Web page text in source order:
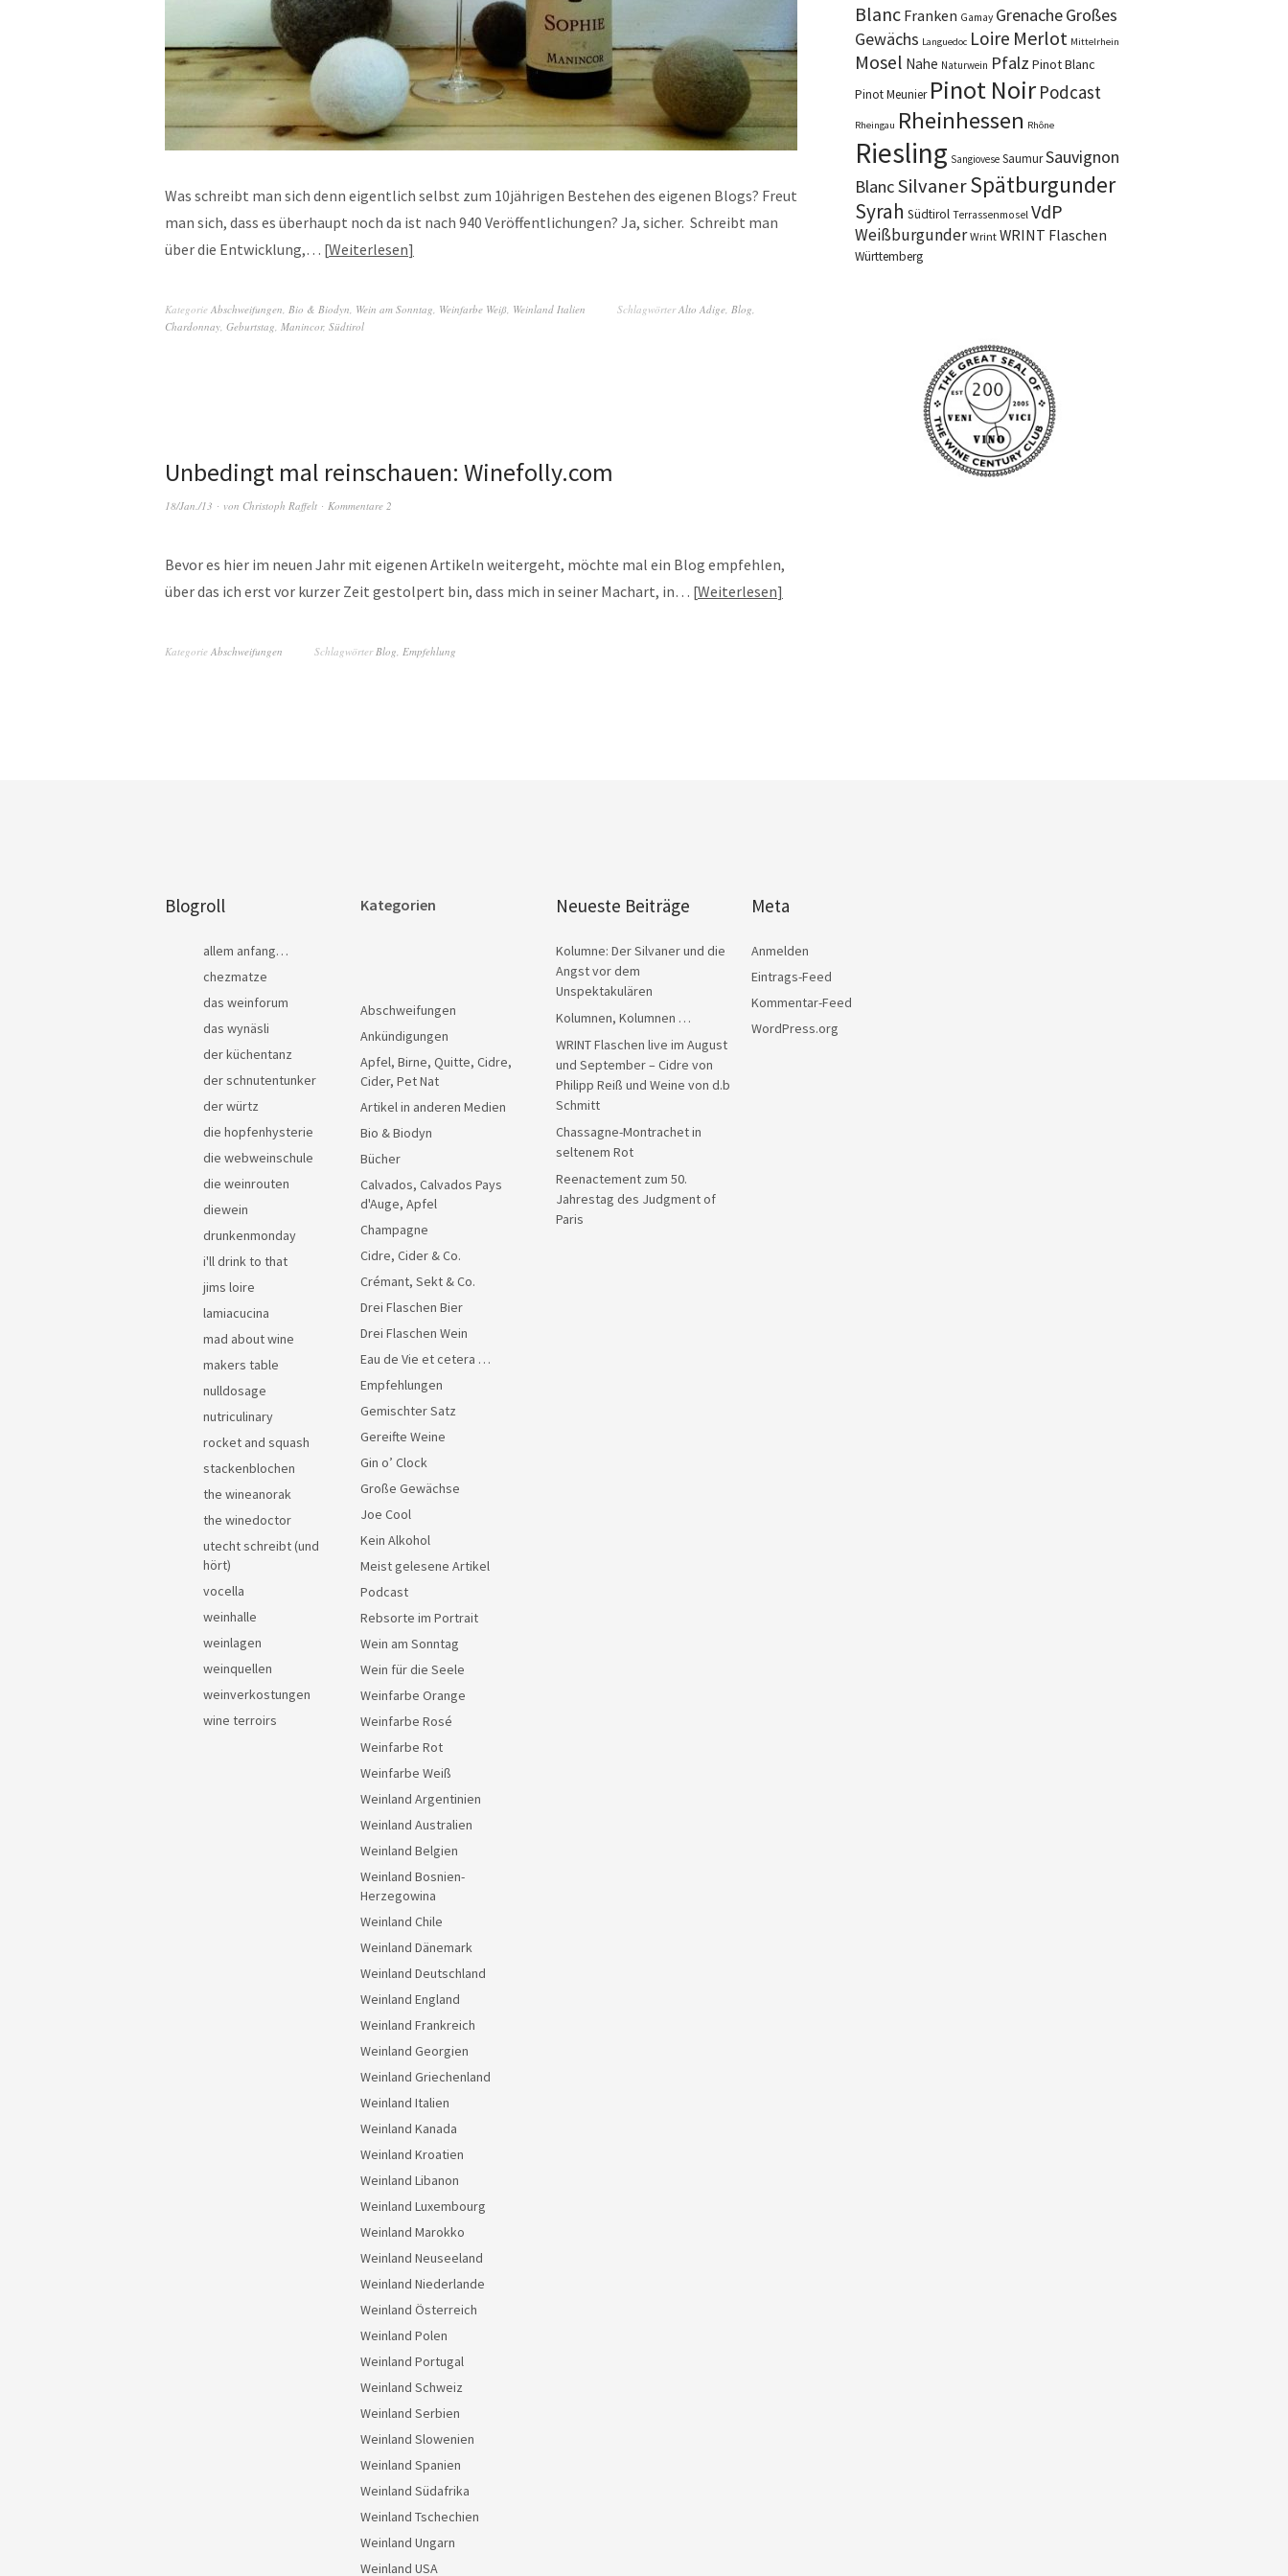
Was schreibt man sich denn eigentlich selbst zum 10jährigen Bestehen des eigenen Blogs? Freut
man sich, dass es überhaupt noch da ist nach 940 Veröffentlichungen? Ja, sicher. Schreibt man
über die Entwicklung,… Weiterlesen
Kategorie Abschweifungen, Bio & Biodyn, Wein am Sonntag, Weinfarbe Weiß, Weinland Italien SchlagwörterAlto Adige, Blog,
Chardonnay, Geburtstag, Manincor, Südtirol
Unbedingt mal reinschauen: Winefolly.com
18/Jan./13 von Christoph Raffelt Kommentare 2
Bevor es hier im neuen Jahr mit eigenen Artikeln weitergeht, möchte mal ein Blog empfehlen,
über das ich erst vor kurzer Zeit gestolpert bin, dass mich in seiner Machart, in… Weiterlesen
Kategorie Abschweifungen SchlagwörterBlog, Empfehlung
Blanc Franken Gamay GrenacheGroßes
Gewächs Languedoc Loire Merlot Mittelrhein
Mosel Nahe Naturwein Pfalz Pinot Blanc
Pinot Meunier Pinot Noir Podcast
Rheingau Rheinhessen Rhône
Riesling Sangiovese SaumurSauvignon
BlancSilvanerSpätburgunder
Syrah Südtirol Terrassenmosel VdP
Weißburgunder Wrint WRINT Flaschen
Württemberg
Blogroll
allem anfang…
chezmatze
das weinforum
das wynäsli
der küchentanz
der schnutentunker
der würtz
die hopfenhysterie
die webweinschule
die weinrouten
diewein
drunkenmonday
i'll drink to that
jims loire
lamiacucina
mad about wine
makers table
nulldosage
nutriculinary
rocket and squash
stackenblochen
the wineanorak
the winedoctor
utecht schreibt (und
hört)
vocella
weinhalle
weinlagen
weinquellen
weinverkostungen
wine terroirs
Kategorien
Abschweifungen
Ankündigungen
Apfel, Birne, Quitte, Cidre,
Cider, Pet Nat
Artikel in anderen Medien
Bio & Biodyn
Bücher
Calvados, Calvados Pays
d'Auge, Apfel
Champagne
Cidre, Cider & Co.
Crémant, Sekt & Co.
Drei Flaschen Bier
Drei Flaschen Wein
Eau de Vie et cetera …
Empfehlungen
Gemischter Satz
Gereifte Weine
Gin o’ Clock
Große Gewächse
Joe Cool
Kein Alkohol
Meist gelesene Artikel
Podcast
Rebsorte im Portrait
Wein am Sonntag
Wein für die Seele
Weinfarbe Orange
Weinfarbe Rosé
Weinfarbe Rot
Weinfarbe Weiß
Weinland Argentinien
Weinland Australien
Weinland Belgien
Weinland Bosnien-
Herzegowina
Weinland Chile
Weinland Dänemark
Weinland Deutschland
Weinland England
Weinland Frankreich
Weinland Georgien
Weinland Griechenland
Weinland Italien
Weinland Kanada
Weinland Kroatien
Weinland Libanon
Weinland Luxembourg
Weinland Marokko
Weinland Neuseeland
Weinland Niederlande
Weinland Österreich
Weinland Polen
Weinland Portugal
Weinland Schweiz
Weinland Serbien
Weinland Slowenien
Weinland Spanien
Weinland Südafrika
Weinland Tschechien
Weinland Ungarn
Weinland USA
Neueste Beiträge
Kolumne: Der Silvaner und die
Angst vor dem
Unspektakulären
Kolumnen, Kolumnen …
WRINT Flaschen live im August
und September – Cidre von
Philipp Reiß und Weine von d.b
Schmitt
Chassagne-Montrachet in
seltenem Rot
Reenactement zum 50.
Jahrestag des Judgment of
Paris
Meta
Anmelden
Eintrags-Feed
Kommentar-Feed
WordPress.org